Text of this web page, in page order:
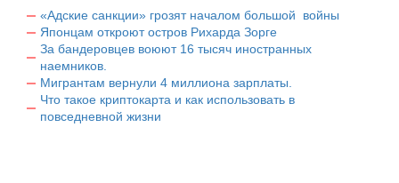
«Адские санкции» грозят началом большой войны
Японцам откроют остров Рихарда Зорге
За бандеровцев воюют 16 тысяч иностранных
наемников.
Мигрантам вернули 4 миллиона зарплаты.
Что такое криптокарта и как использовать в
повседневной жизни